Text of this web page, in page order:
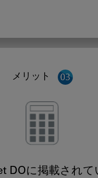
メリット
DOに掲載されて